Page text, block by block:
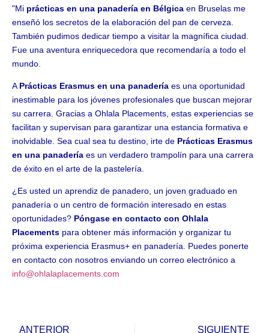
"Mi prácticas en una panadería en Bélgica en Bruselas me
enseñó los secretos de la elaboración del pan de cerveza.
También pudimos dedicar tiempo a visitar la magnífica ciudad.
Fue una aventura enriquecedora que recomendaría a todo el
mundo.
A Prácticas Erasmus en una panadería es una oportunidad
inestimable para los jóvenes profesionales que buscan mejorar
su carrera. Gracias a Ohlala Placements, estas experiencias se
facilitan y supervisan para garantizar una estancia formativa e
inolvidable. Sea cual sea tu destino, irte de Prácticas Erasmus
en una panadería es un verdadero trampolín para una carrera
de éxito en el arte de la pastelería.
¿Es usted un aprendiz de panadero, un joven graduado en
panadería o un centro de formación interesado en estas
oportunidades? Póngase en contacto con Ohlala
Placements para obtener más información y organizar tu
próxima experiencia Erasmus+ en panadería. Puedes ponerte
en contacto con nosotros enviando un correo electrónico a
info@ohlalaplacements.com
ANTERIOR SIGUIENTE